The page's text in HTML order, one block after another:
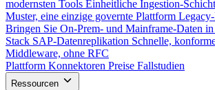
modernsten Tools Einheitliche Ingestion-Schicht
Muster, eine einzige governte Plattform
Bringen Sie On-Prem- und Mainframe-Daten
Stack SAP-Datenreplikation Schnelle,
Middleware, ohne RFC
Plattform Konnektoren Preise Fallstudien
Ressourcen